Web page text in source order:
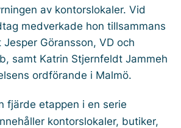
av kontorslokaler. Vid
medverkade hon tillsammans
Göransson, VD och
samt Katrin Stjernfeldt Jammeh
ordförande i Malmö.
fjärde etappen i en serie
kontorslokaler, butiker,